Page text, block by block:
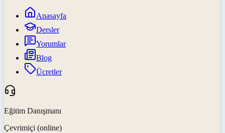
Anasayfa
Dersler
Yorumlar
Blog
Ücretler
Eğitim Danışmanı
Çevrimiçi (online)